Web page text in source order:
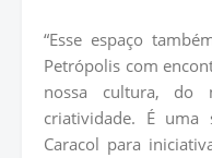
“Esse espaço
Petrópolis com
nossa cultura, do
criatividade. É uma
Caracol para